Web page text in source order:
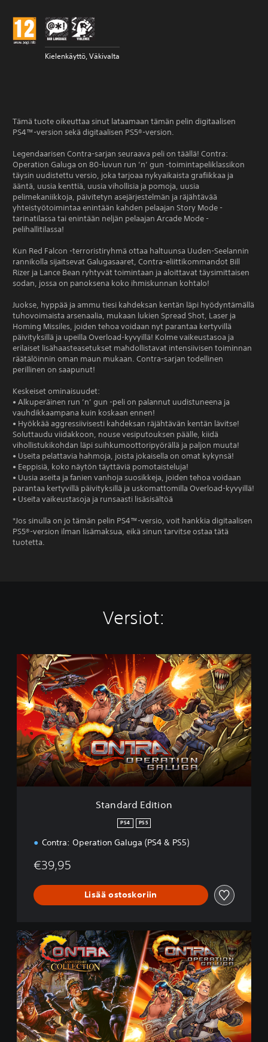
Kielenkäyttö, Väkivalta
Tämä tuote oikeuttaa sinut lataamaan tämän pelin digitaalisen
PS4™-version sekä digitaalisen PS5®-version.
Legendaarisen Contra-sarjan seuraava peli on täällä! Contra:
Operation Galuga on 80-luvun run ’n’ gun -toimintapeliklassikon
täysin uudistettu versio, joka tarjoaa nykyaikaista grafiikkaa ja
ääntä, uusia kenttiä, uusia vihollisia ja pomoja, uusia
pelimekaniikkoja, päivitetyn asejärjestelmän ja räjähtävää
yhteistyötoimintaa enintään kahden pelaajan Story Mode -
tarinatilassa tai enintään neljän pelaajan Arcade Mode -
pelihallitilassa!
Kun Red Falcon -terroristiryhmä ottaa haltuunsa Uuden-Seelannin
rannikolla sijaitsevat Galugasaaret, Contra-eliittikommandot Bill
Rizer ja Lance Bean ryhtyvät toimintaan ja aloittavat täysimittaisen
sodan, jossa on panoksena koko ihmiskunnan kohtalo!
Juokse, hyppää ja ammu tiesi kahdeksan kentän läpi hyödyntämällä
tuhovoimaista arsenaalia, mukaan lukien Spread Shot, Laser ja
Homing Missiles, joiden tehoa voidaan nyt parantaa kertyvillä
päivityksillä ja upeilla Overload-kyvyillä! Kolme vaikeustasoa ja
erilaiset lisähaasteasetukset mahdollistavat intensiivisen toiminnan
räätälöinnin oman maun mukaan. Contra-sarjan todellinen
perillinen on saapunut!
Keskeiset ominaisuudet:
• Alkuperäinen run ’n’ gun -peli on palannut uudistuneena ja
vauhdikkaampana kuin koskaan ennen!
• Hyökkää aggressiivisesti kahdeksan räjähtävän kentän lävitse!
Soluttaudu viidakkoon, nouse vesiputouksen päälle, kiidä
vihollistukikohdan läpi suihkumoottoripyörällä ja paljon muuta!
• Useita pelattavia hahmoja, joista jokaisella on omat kykynsä!
• Eeppisiä, koko näytön täyttäviä pomotaisteluja!
• Uusia aseita ja fanien vanhoja suosikkeja, joiden tehoa voidaan
parantaa kertyvillä päivityksillä ja uskomattomilla Overload-kyvyillä!
• Useita vaikeustasoja ja runsaasti lisäsisältöä
*Jos sinulla on jo tämän pelin PS4™-versio, voit hankkia digitaalisen
PS5®-version ilman lisämaksua, eikä sinun tarvitse ostaa tätä
tuotetta.
Versiot:
a
n
d
a
r
d
E
d
t
Standard Edition
PS4 PS5
Contra: Operation Galuga (PS4 & PS5)
€39,95
Lisää ostoskoriin
C
o
n
t
r
a
R
u
n
&